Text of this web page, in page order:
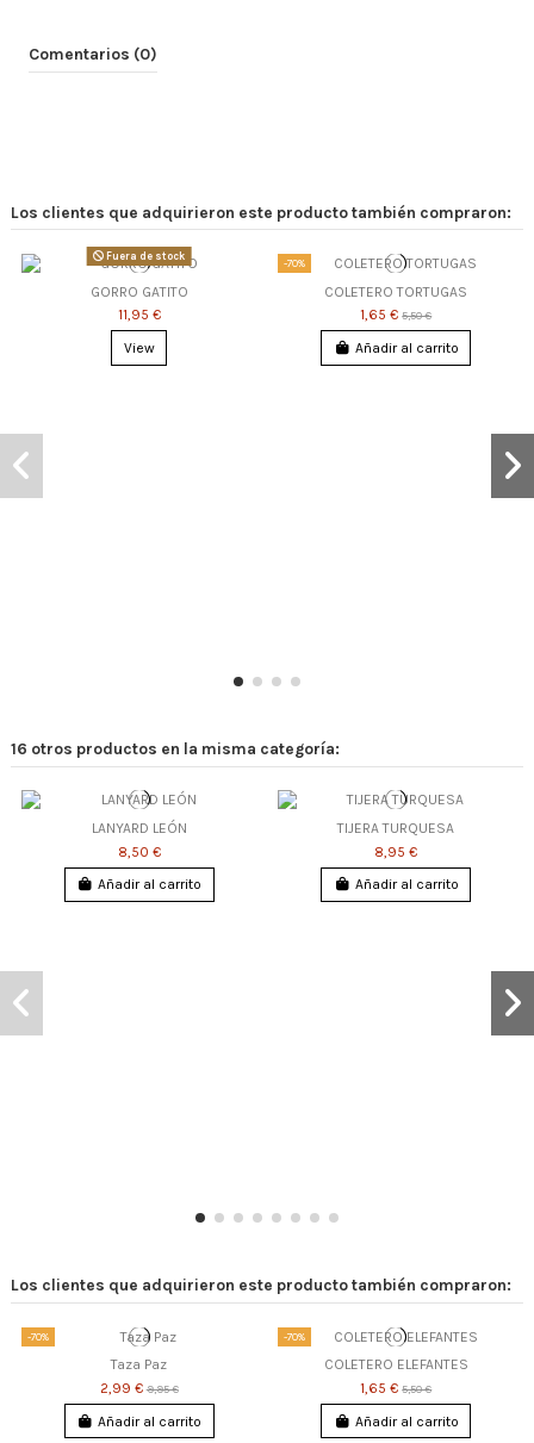
Comentarios (0)
Los clientes que adquirieron este producto también compraron:
Fuera de stock
GORRO GATITO
11,95 €
View
-70%
COLETERO TORTUGAS
1,65 €5,50 €
Añadir al carrito
16 otros productos en la misma categoría:
LANYARD LEÓN
8,50 €
Añadir al carrito
TIJERA TURQUESA
8,95 €
Añadir al carrito
Los clientes que adquirieron este producto también compraron:
-70%
Taza Paz
2,99 €9,95 €
Añadir al carrito
-70%
COLETERO ELEFANTES
1,65 €5,50 €
Añadir al carrito